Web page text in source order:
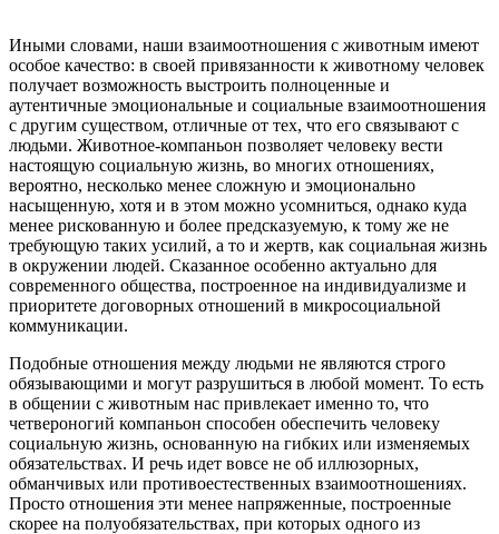
Иными словами, наши взаимоотношения с животным имеют
особое качество: в своей привязанности к животному человек
получает возможность выстроить полноценные и
аутентичные эмоциональные и социальные взаимоотношения
с другим существом, отличные от тех, что его связывают с
людьми. Животное-компаньон позволяет человеку вести
настоящую социальную жизнь, во многих отношениях,
вероятно, несколько менее сложную и эмоционально
насыщенную, хотя и в этом можно усомниться, однако куда
менее рискованную и более предсказуемую, к тому же не
требующую таких усилий, а то и жертв, как социальная жизнь
в окружении людей. Сказанное особенно актуально для
современного общества, построенное на индивидуализме и
приоритете договорных отношений в микросоциальной
коммуникации.
Подобные отношения между людьми не являются строго
обязывающими и могут разрушиться в любой момент. То есть
в общении с животным нас привлекает именно то, что
четвероногий компаньон способен обеспечить человеку
социальную жизнь, основанную на гибких или изменяемых
обязательствах. И речь идет вовсе не об иллюзорных,
обманчивых или противоестественных взаимоотношениях.
Просто отношения эти менее напряженные, построенные
скорее на полуобязательствах, при которых одного из